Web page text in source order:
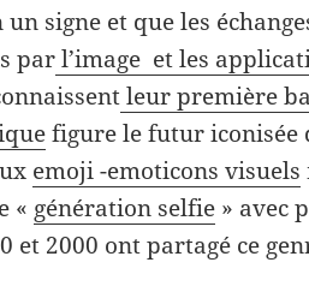
signe et que les
parl’image et les
leur première
figure le futur iconisée
emoji -emoticons visuels
« génération selfie » avec
et 2000 ont partagé ce